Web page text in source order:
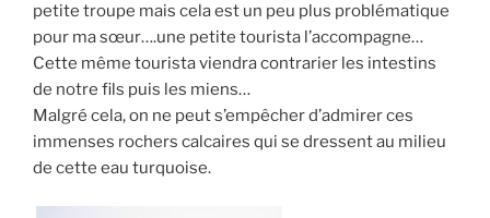
petite troupe mais cela est un peu plus problématique
pour ma sœur….une petite tourista l’accompagne…
Cette même tourista viendra contrarier les intestins
de notre fils puis les miens…
Malgré cela, on ne peut s’empêcher d’admirer ces
immenses rochers calcaires qui se dressent au milieu
de cette eau turquoise.